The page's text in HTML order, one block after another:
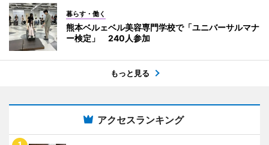
暮らす・働く
熊本ベルェベル美容専門学校で「ユニバーサルマナ
ー検定」 240人参加
もっと見る
アクセスランキング